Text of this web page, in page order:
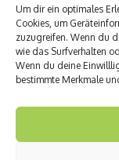
Um dir ein optimales
Cookies, um
zuzugreifen. Wenn du
wie das Surfverhalten
Wenn du deine
bestimmte Merkmale
inklusive der
Prozent liegt in
November bei
abgezogen –, ab